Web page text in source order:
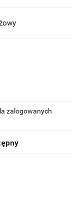
zalogowanych